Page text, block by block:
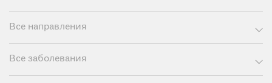
Все направления
Все заболевания